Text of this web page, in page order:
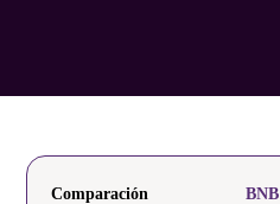
Comparación BNB